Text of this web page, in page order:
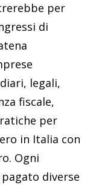
per
di
legali,
fiscale,
per
in Italia con
Ogni
diverse